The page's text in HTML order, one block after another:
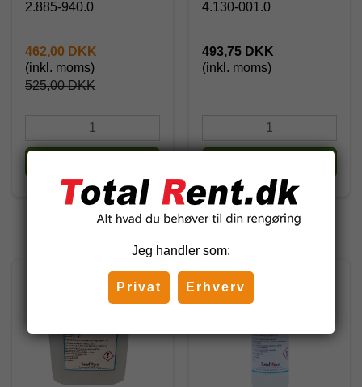
2.885-940.0
525,00 DKK
462,00 DKK
(inkl. moms)
4.130-001.0
493,75 DKK
(inkl. moms)
Andre har også købt
Jeg handler som:
Privat Erhverv